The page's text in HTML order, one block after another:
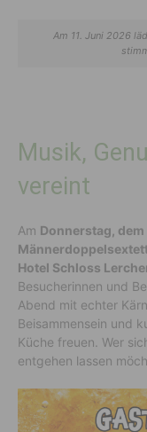
Am 11. Juni 2026
Musik,
vereint
Am Donnerstag, dem
Hotel Schloss
Besucherinnen und
Abend mit echter
Beisammensein und
Küche freuen. Wer
entgehen lassen